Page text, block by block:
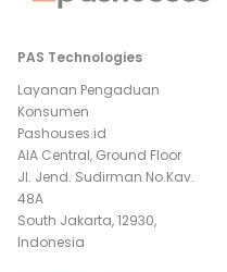
PAS Technologies
Layanan Pengaduan
Konsumen
Pashouses.id
AIA Central, Ground Floor
Jl. Jend. Sudirman No.Kav.
48A
South Jakarta, 12930,
Indonesia